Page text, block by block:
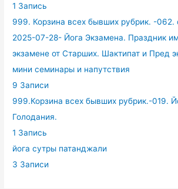
1 Запись
999. Корзина всех бывших рубрик. -062.
2025-07-28- Йога Экзамена. Праздник
экзамене от Старших. Шактипат и Пред
мини семинары и напутствия
9 Записи
999.Корзина всех бывших рубрик.-019.
Голодания.
1 Запись
йога сутры патанджали
3 Записи